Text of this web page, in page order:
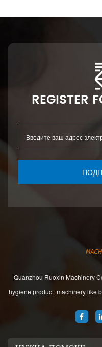
REGISTER
Quanzhou Ruoxin Machinery
hygiene product machinery like
Fujian